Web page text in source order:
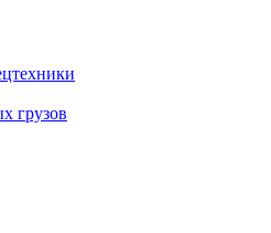
грузов